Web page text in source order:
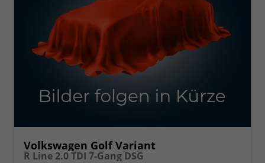
Volkswagen Golf Variant
R Line 2.0 TDI 7-Gang DSG